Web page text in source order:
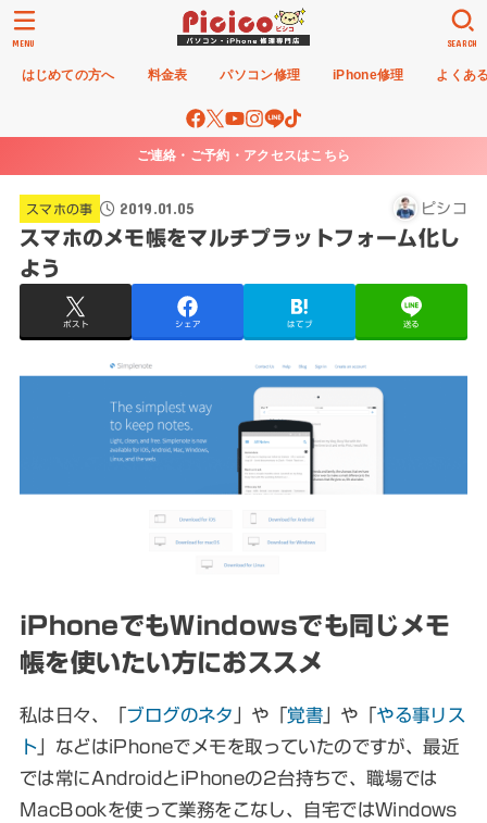
はじめての方へ 料金表 パソコン修理 iPhone修理 よくあ
SEARCH
MENU
ご連絡・ご予約・アクセスはこちら
スマホの事 2019.01.05 ピシコ
スマホのメモ帳をマルチプラットフォーム化し
よう
ポスト シェア はてブ 送る
iPhoneでもWindowsでも同じメモ
帳を使いたい方におススメ
私は日々、「ブログのネタ 」や「覚書」や「やる事リス
ト 」などはiPhoneでメモを取っていたのですが、最近
では常にAndroidとiPhoneの2台持ちで、職場では
MacBookを使って業務をこなし、自宅ではWindows